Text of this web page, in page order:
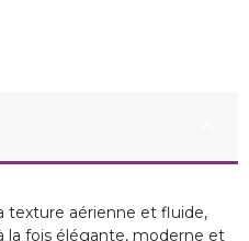
texture aérienne et fluide,
la fois élégante, moderne et